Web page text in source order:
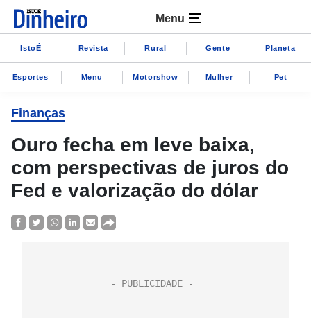
Menu
IstoÉ Revista Rural Gente Planeta
Esportes Menu Motorshow Mulher Pet
Finanças
Ouro fecha em leve baixa,
com perspectivas de juros do
Fed e valorização do dólar